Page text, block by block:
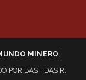
MINERO
POR BASTIDAS R.